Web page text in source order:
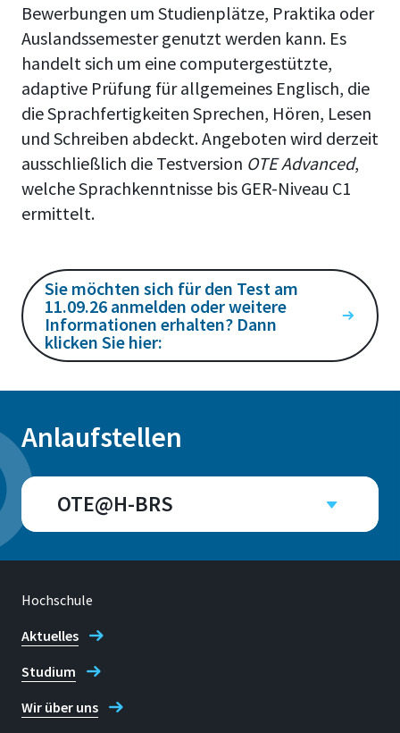
Bewerbungen um Studienplätze, Praktika oder
Auslandssemester genutzt werden kann. Es
handelt sich um eine computergestützte,
adaptive Prüfung für allgemeines Englisch, die
die Sprachfertigkeiten Sprechen, Hören, Lesen
und Schreiben abdeckt. Angeboten wird derzeit
ausschließlich die Testversion OTE Advanced,
welche Sprachkenntnisse bis GER-Niveau C1
ermittelt.
Sie möchten sich für den Test am
11.09.26 anmelden oder weitere
Informationen erhalten? Dann
klicken Sie hier:
Anlaufstellen
OTE@H-BRS
Sankt Augustin
Hochschule
Aktuelles
Studium
Wir über uns